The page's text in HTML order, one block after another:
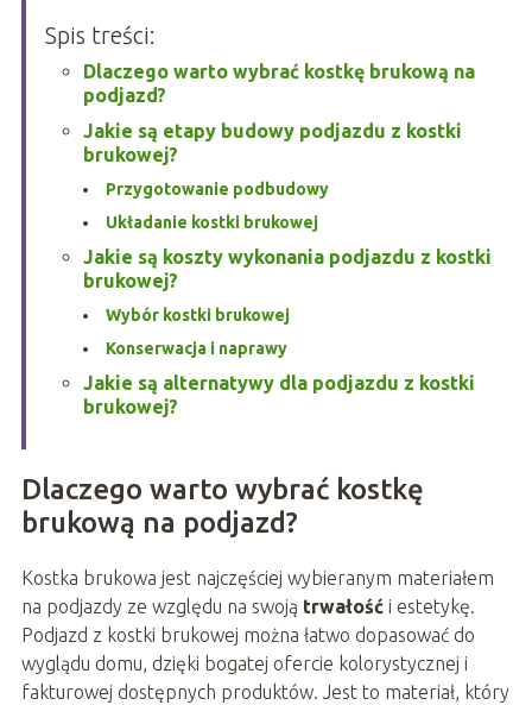
Spis treści:
Dlaczego warto wybrać kostkę brukową na
podjazd?
Jakie są etapy budowy podjazdu z kostki
brukowej?
Przygotowanie podbudowy
Układanie kostki brukowej
Jakie są koszty wykonania podjazdu z kostki
brukowej?
Wybór kostki brukowej
Konserwacja i naprawy
Jakie są alternatywy dla podjazdu z kostki
brukowej?
Dlaczego warto wybrać kostkę
brukową na podjazd?
Kostka brukowa jest najczęściej wybieranym materiałem
na podjazdy ze względu na swoją trwałośći estetykę.
Podjazd z kostki brukowej można łatwo dopasować do
wyglądu domu, dzięki bogatej ofercie kolorystycznej i
fakturowej dostępnych produktów. Jest to materiał, który